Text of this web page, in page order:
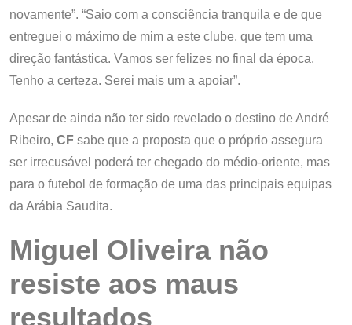
novamente”. “Saio com a consciência tranquila e de que
entreguei o máximo de mim a este clube, que tem uma
direção fantástica. Vamos ser felizes no final da época.
Tenho a certeza. Serei mais um a apoiar”.
Apesar de ainda não ter sido revelado o destino de André
Ribeiro, CF sabe que a proposta que o próprio assegura
ser irrecusável poderá ter chegado do médio-oriente, mas
para o futebol de formação de uma das principais equipas
da Arábia Saudita.
Miguel Oliveira não
resiste aos maus
resultados